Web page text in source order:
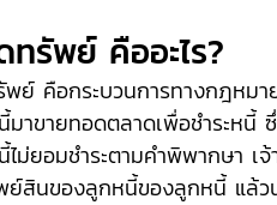
ทรัพย์ คืออะไร?
พย์ คือกระบวนการทางกฎหม
าขายทอดตลาดเพื่อชำระหนี้
ม่ยอมชำระตามคำพิพากษา
สินของลูกหนี้ของลูกหนี้ แล้ว